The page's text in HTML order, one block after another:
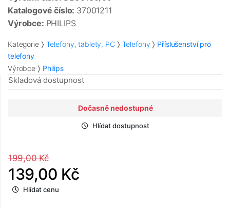
Katalogové číslo: 37001211
Výrobce: PHILIPS
Kategorie Telefony, tablety, PC Telefony
Příslušenství pro
telefony
Výrobce
Philips
Skladová dostupnost
Dočasně nedostupné
Hlídat dostupnost
199,00 Kč
139,00 Kč
Hlídat cenu